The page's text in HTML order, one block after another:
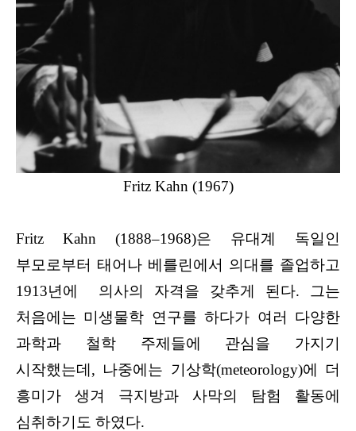
Fritz Kahn (1967)
Fritz Kahn (1888–1968)은 유대계 독일인
부모로부터 태어나 베를린에서 의대를 졸업하고
1913년에 의사의 자격을 갖추게 된다. 그는
처음에는 미생물학 연구를 하다가 여러 다양한
과학과 철학 주제들에 관심을 가지기
시작했는데, 나중에는 기상학(meteorology)에 더
흥미가 생겨 극지방과 사막의 탐험 활동에
심취하기도 하였다.